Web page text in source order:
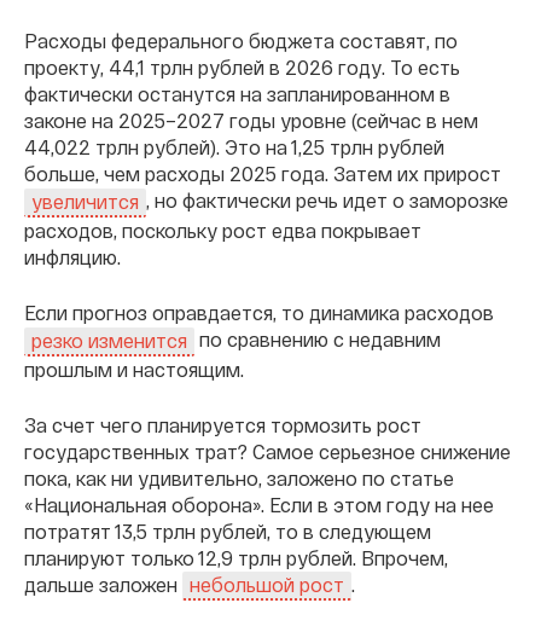
Расходы федерального бюджета составят, по
проекту, 44,1 трлн рублей в 2026 году. То есть
фактически останутся на запланированном в
законе на 2025–2027 годы уровне (сейчас в нем
44,022 трлн рублей). Это на 1,25 трлн рублей
больше, чем расходы 2025 года. Затем их прирост
увеличится , но фактически речь идет о заморозке
расходов, поскольку рост едва покрывает
инфляцию.
Если прогноз оправдается, то динамика расходов
резко изменится по сравнению с недавним
прошлым и настоящим.
За счет чего планируется тормозить рост
государственных трат? Самое серьезное снижение
пока, как ни удивительно, заложено по статье
«Национальная оборона». Если в этом году на нее
потратят 13,5 трлн рублей, то в следующем
планируют только 12,9 трлн рублей. Впрочем,
дальше заложен небольшой рост